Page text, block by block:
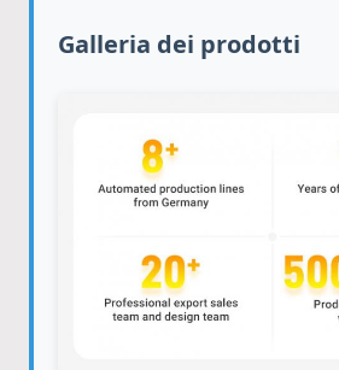
Galleria dei prodotti